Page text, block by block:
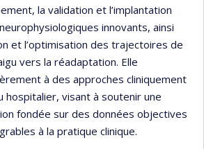
la validation et l’implantation
innovants, ainsi
et l’optimisation des trajectoires de
vers la réadaptation. Elle
à des approches cliniquement
hospitalier, visant à soutenir une
fondée sur des données objectives
à la pratique clinique.